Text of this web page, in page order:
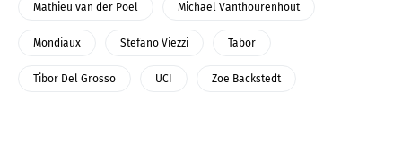
Mathieu van der Poel Michael Vanthourenhout
Mondiaux Stefano Viezzi Tabor
Tibor Del Grosso UCI Zoe Backstedt